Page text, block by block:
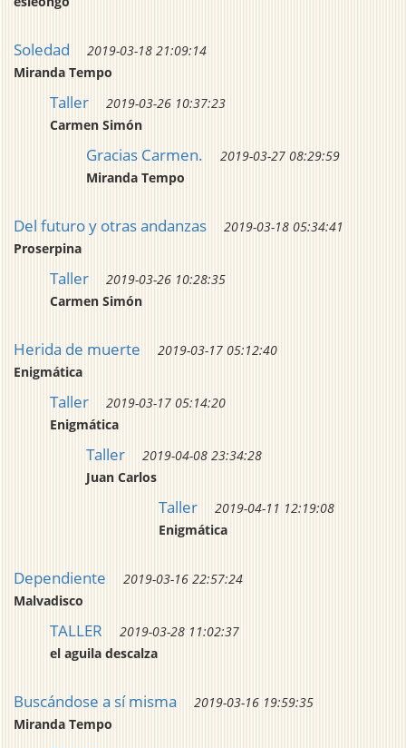
Soledad
2019-03-18 21:09:14
Miranda Tempo
Taller
2019-03-26 10:37:23
Carmen Simón
Gracias Carmen.
2019-03-27 08:29:59
Miranda Tempo
Del futuro y otras andanzas
2019-03-18 05:34:41
Proserpina
Taller
2019-03-26 10:28:35
Carmen Simón
Herida de muerte
2019-03-17 05:12:40
Enigmática
Taller
2019-03-17 05:14:20
Enigmática
Taller
2019-04-08 23:34:28
Juan Carlos
Taller
2019-04-11 12:19:08
Enigmática
Dependiente
2019-03-16 22:57:24
Malvadisco
TALLER
2019-03-28 11:02:37
el aguila descalza
Buscándose a sí misma
2019-03-16 19:59:35
Miranda Tempo